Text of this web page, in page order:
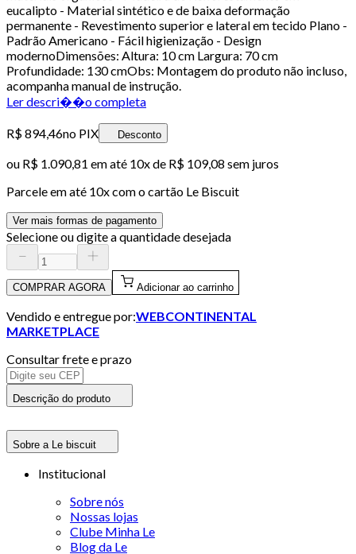
eucalipto - Material sintético e de baixa deformação
permanente - Revestimento superior e lateral em tecido Plano -
Padrão Americano - Fácil higienização - Design
modernoDimensões: Altura: 10 cm Largura: 70 cm
Profundidade: 130 cmObs: Montagem do produto não incluso,
acompanha manual de instrução.
Ler descri��o completa
R$ 894,46no PIX Desconto
ou R$ 1.090,81 em até 10x de R$ 109,08 sem juros
Parcele em até 10x com o cartão Le Biscuit
Ver mais formas de pagamento
Selecione ou digite a quantidade desejada
COMPRAR AGORA Adicionar ao carrinho
Vendido e entregue por:WEBCONTINENTAL
MARKETPLACE
Consultar frete e prazo
Descrição do produto
Sobre a Le biscuit
Institucional
Sobre nós
Nossas lojas
Clube Minha Le
Blog da Le